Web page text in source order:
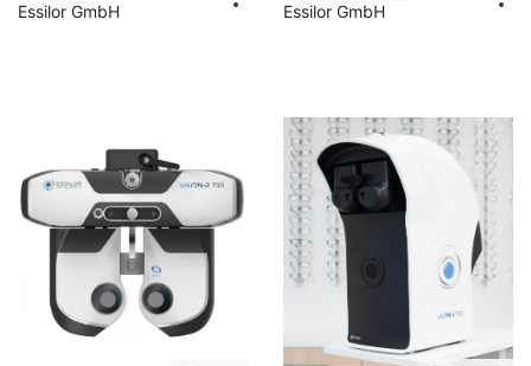
Essilor GmbH
Essilor GmbH